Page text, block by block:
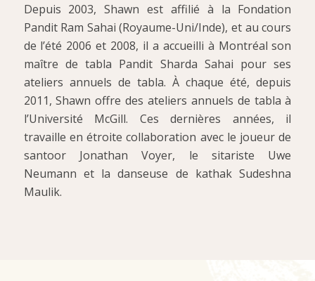
Depuis 2003, Shawn est affilié à la Fondation
Pandit Ram Sahai (Royaume-Uni/Inde), et au cours
de l’été 2006 et 2008, il a accueilli à Montréal son
maître de tabla Pandit Sharda Sahai pour ses
ateliers annuels de tabla. À chaque été, depuis
2011, Shawn offre des ateliers annuels de tabla à
l’Université McGill. Ces dernières années, il
travaille en étroite collaboration avec le joueur de
santoor Jonathan Voyer, le sitariste Uwe
Neumann et la danseuse de kathak Sudeshna
Maulik.